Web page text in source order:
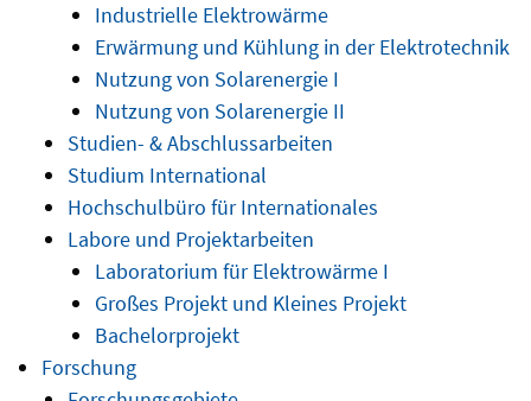
Industrielle Elektrowärme
Erwärmung und Kühlung in der Elektrotechnik
Nutzung von Solarenergie I
Nutzung von Solarenergie II
Studien- & Abschlussarbeiten
Studium International
Hochschulbüro für Internationales
Labore und Projektarbeiten
Laboratorium für Elektrowärme I
Großes Projekt und Kleines Projekt
Bachelorprojekt
Forschung